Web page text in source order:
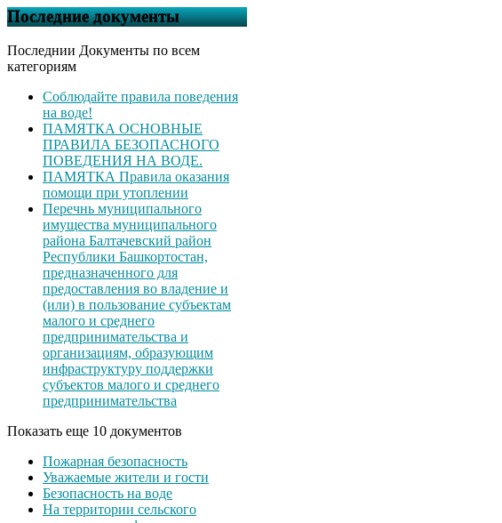
Последние документы
Последнии Документы по всем
категориям
Соблюдайте правила поведения
на воде!
ПАМЯТКА ОСНОВНЫЕ
ПРАВИЛА БЕЗОПАСНОГО
ПОВЕДЕНИЯ НА ВОДЕ.
ПАМЯТКА Правила оказания
помощи при утоплении
Перечнь муниципального
имущества муниципального
района Балтачевский район
Республики Башкортостан,
предназначенного для
предоставления во владение и
(или) в пользование субъектам
малого и среднего
предпринимательства и
организациям, образующим
инфраструктуру поддержки
субъектов малого и среднего
предпринимательства
Показать еще 10 документов
Пожарная безопасность
Уважаемые жители и гости
Безопасность на воде
На территории сельского